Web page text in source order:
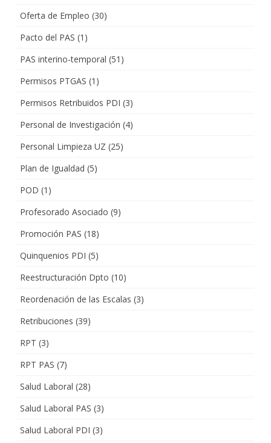
Oferta de Empleo (30)
Pacto del PAS (1)
PAS interino-temporal (51)
Permisos PTGAS (1)
Permisos Retribuidos PDI (3)
Personal de Investigación (4)
Personal Limpieza UZ (25)
Plan de Igualdad (5)
POD (1)
Profesorado Asociado (9)
Promoción PAS (18)
Quinquenios PDI (5)
Reestructuración Dpto (10)
Reordenación de las Escalas (3)
Retribuciones (39)
RPT (3)
RPT PAS (7)
Salud Laboral (28)
Salud Laboral PAS (3)
Salud Laboral PDI (3)